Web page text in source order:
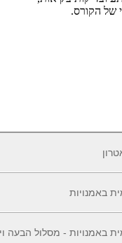
של הקורס.
באמנויות
באמנויות - מסלול הבעה